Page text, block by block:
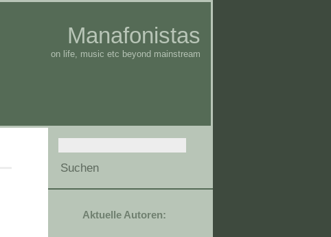
Manafonistas
on life, music etc beyond mainstream
Aktuelle Autoren: